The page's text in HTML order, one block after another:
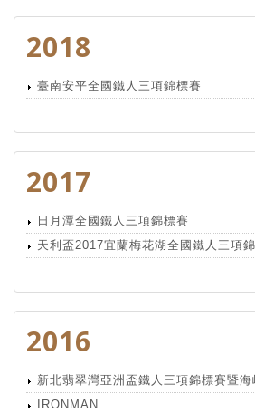
2018
臺南安平全國鐵人三項錦標賽
2017
日月潭全國鐵人三項錦標賽
天利盃2017宜蘭梅花湖全國鐵人三項
2016
新北翡翠灣亞洲盃鐵人三項錦標賽暨海
IRONMAN